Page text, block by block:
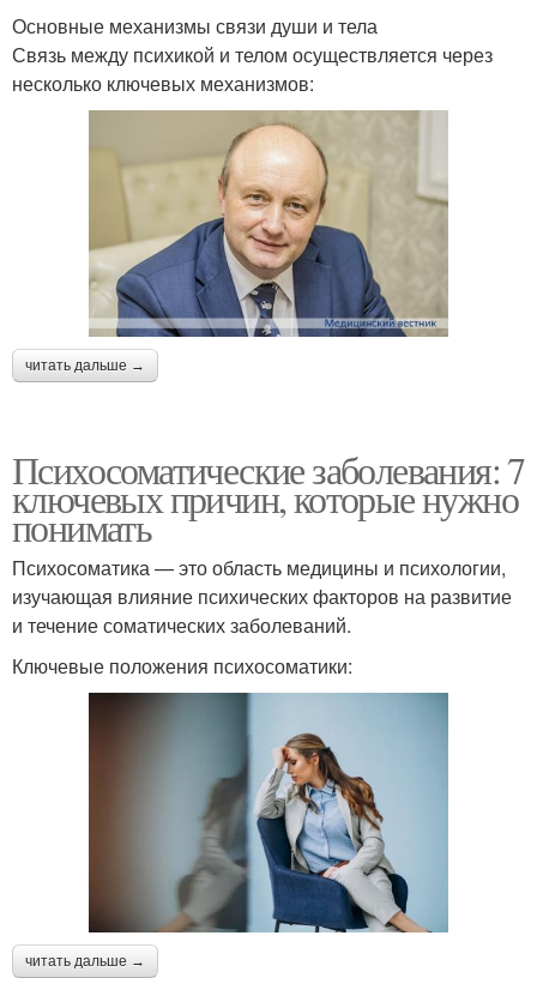
Основные механизмы связи души и тела
Связь между психикой и телом осуществляется через
несколько ключевых механизмов:
читать дальше →
Психосоматические заболевания: 7
ключевых причин, которые нужно
понимать
Психосоматика — это область медицины и психологии,
изучающая влияние психических факторов на развитие
и течение соматических заболеваний.
Ключевые положения психосоматики:
читать дальше →